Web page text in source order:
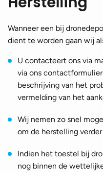
Wanneer een bij
dient te worden gaan wij
U contacteert ons via
via ons
beschrijving van het
vermelding van het
Wij nemen zo snel
om de herstelling
Indien het toestel bij
nog binnen de